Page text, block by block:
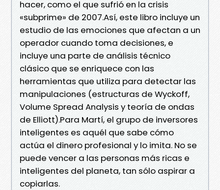
hacer, como el que sufrió en la crisis
«subprime» de 2007.Así, este libro incluye un
estudio de las emociones que afectan a un
operador cuando toma decisiones, e
incluye una parte de análisis técnico
clásico que se enriquece con las
herramientas que utiliza para detectar las
manipulaciones (estructuras de Wyckoff,
Volume Spread Analysis y teoría de ondas
de Elliott).Para Martí, el grupo de inversores
inteligentes es aquél que sabe cómo
actúa el dinero profesional y lo imita. No se
puede vencer a las personas más ricas e
inteligentes del planeta, tan sólo aspirar a
copiarlas.